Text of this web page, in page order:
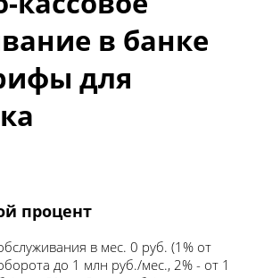
в банке
для
процент
в мес. 0 руб. (1% от
до 1 млн руб./мес., 2% - от 1